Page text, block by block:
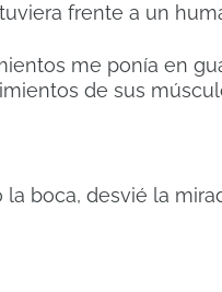
frente a un
me ponía en
de sus
la boca, desvié la